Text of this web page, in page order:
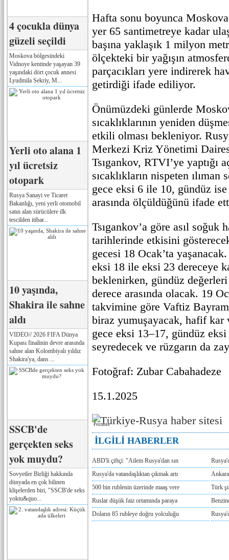
4 çocukla dünya
güzeli seçildi
Moskova bölgesindeki
Vidnoye kentinde yaşayan 39
yaşındaki dört çocuk annesi
Lyudmila Sekriy, M...
Yerli oto alana 1
yıl ücretsiz
otopark
Rusya Sanayi ve Ticaret
Bakanlığı, yeni yerli otomobil
satın alan sürücülere ilk
tescilden itibar...
10 yaşında,
Shakira ile sahne
aldı
VIDEO// 2026 FIFA Dünya
Kupası finalinin devre arasında
sahne alan Kolombiyalı yıldız
Shakira'ya, dans ...
SSCB'de
gerçekten seks
yok muydu?
Sovyetler Birliği hakkında
dünyada en çok bilinen
klişelerden biri, "SSCB'de seks
yoktu&quo...
Hafta sonu boyunca
yer 65 santimetreye kadar
başına yaklaşık 1 milyon
ölçekteki bir yağışın
parçacıkları yere indirerek
getirdiği ifade ediliyor.
Önümüzdeki günlerde
sıcaklıklarının yeniden
etkili olması bekleniyor.
Merkezi Kriz Yönetimi
Tsıgankov, RTVI’ye yaptığı
sıcaklıkların nispeten
gece eksi 6 ile 10, gündüz
arasında ölçüldüğünü ifade
Tsıgankov’a göre asıl soğuk
tarihlerinde etkisini
gecesi 18 Ocak’ta
eksi 18 ile eksi 23 dereceye
beklenirken, gündüz
derece arasında olacak. 19
takvimine göre Vaftiz
biraz yumuşayacak, hafif
gece eksi 13–17, gündüz eksi
seyredecek ve rüzgarın da
Fotoğraf: Zubar Cabahadeze
15.1.2025
Реклама
İLGİLİ HABERLER
ABD'li çiftçi: "Ailem Rusya'dan sın
Rusya'da vatandaşlıktan çıkmak artı
500 bin rublenin üzerinde maaş vere
Türk
Ruslar düşük faiz ortamında paraya
Doların 85 rubleye doğru yolculuğu